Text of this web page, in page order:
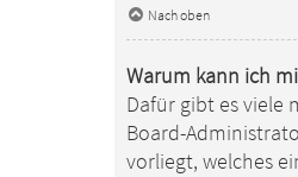
Nach oben
Warum kann ich
Dafür gibt es viele
Board-
vorliegt, welches